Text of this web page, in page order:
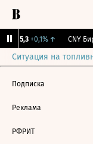
115,3 +0,1%↑ CNY
Ситуация на
Подписка
Реклама
РФРИТ